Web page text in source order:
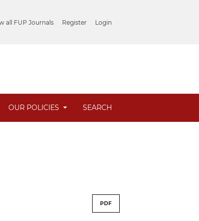
all FUP Journals Register Login
OUR POLICIES SEARCH
PDF